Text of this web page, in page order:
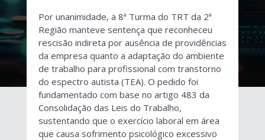
Por unanimidade, a 8ª Turma do TRT da 2ª
Região manteve sentença que reconheceu
rescisão indireta por ausência de providências
da empresa quanto a adaptação do ambiente
de trabalho para profissional com transtorno
do espectro autista (TEA). O pedido foi
fundamentado com base no artigo 483 da
Consolidação das Leis do Trabalho,
sustentando que o exercício laboral em área
que causa sofrimento psicológico excessivo